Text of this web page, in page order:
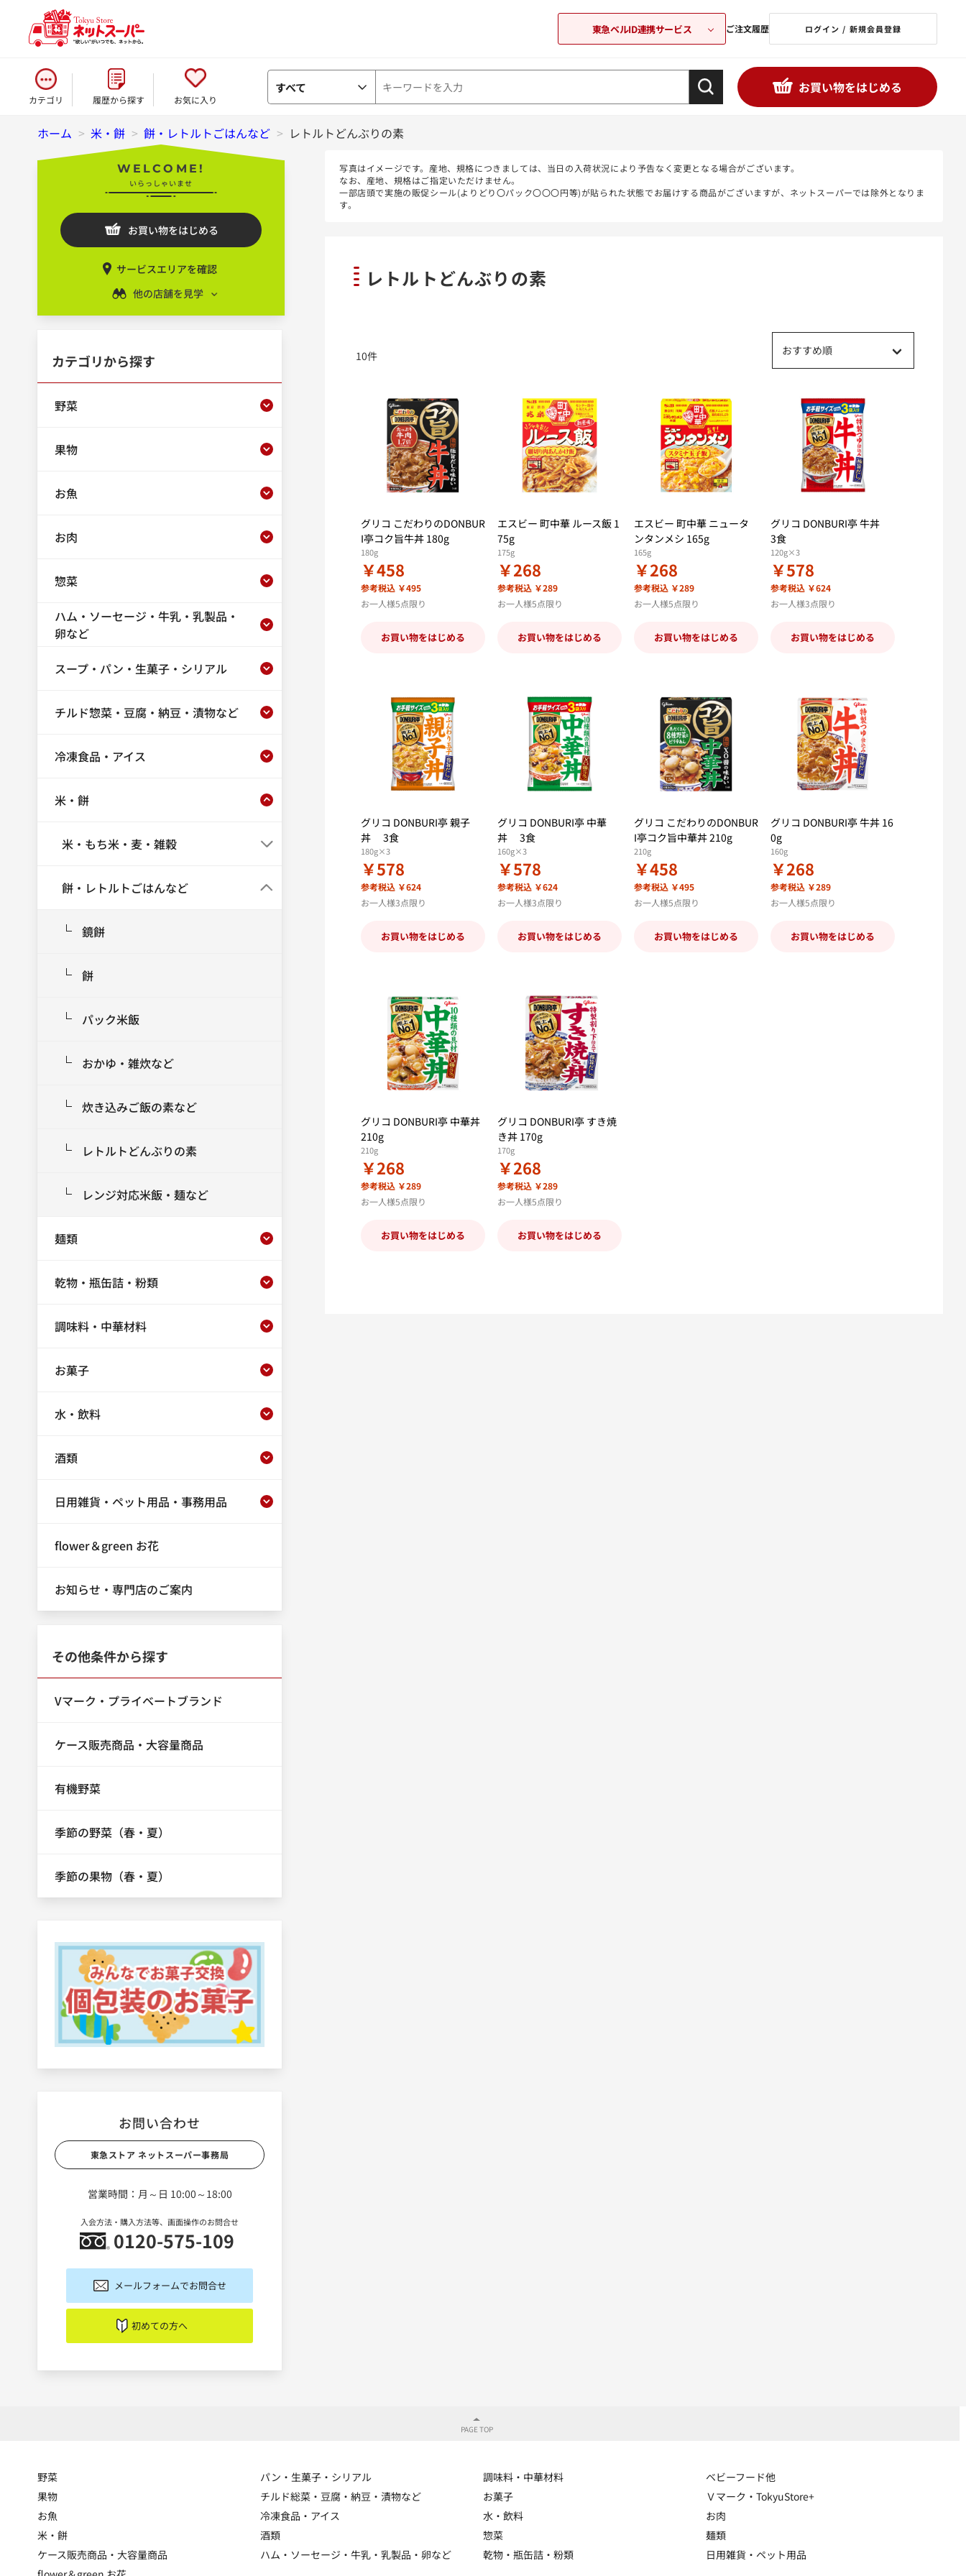
東急ベルID連携サービス ご注文履歴 ログイン / 新規会員登録
カテゴリ 履歴から探す お気に入り
すべて お買い物をはじめる
ホーム > 米・餅 > 餅・レトルトごはんなど > レトルトどんぶりの素
WELCOME!
いらっしゃいませ
お買い物をはじめる
サービスエリアを確認
他の店舗を見学
カテゴリから探す
野菜
果物
お魚
お肉
惣菜
ハム・ソーセージ・牛乳・乳製品・
卵など
スープ・パン・生菓子・シリアル
チルド惣菜・豆腐・納豆・漬物など
冷凍食品・アイス
米・餅
米・もち米・麦・雑穀
餅・レトルトごはんなど
鏡餅
餅
パック米飯
おかゆ・雑炊など
炊き込みご飯の素など
レトルトどんぶりの素
レンジ対応米飯・麺など
麺類
乾物・瓶缶詰・粉類
調味料・中華材料
お菓子
水・飲料
酒類
日用雑貨・ペット用品・事務用品
flower＆green お花
お知らせ・専門店のご案内
その他条件から探す
Vマーク・プライベートブランド
ケース販売商品・大容量商品
有機野菜
季節の野菜（春・夏）
季節の果物（春・夏）
お問い合わせ
東急ストア ネットスーパー事務局
営業時間：月～日 10:00～18:00
入会方法・購入方法等、画面操作のお問合せ
0120-575-109
メールフォームでお問合せ
初めての方へ
写真はイメージです。産地、規格につきましては、当日の入荷状況により予告なく変更となる場合がございます。
なお、産地、規格はご指定いただけません。
一部店頭で実施の販促シール(よりどり〇パック〇〇〇円等)が貼られた状態でお届けする商品がございますが、ネットスーパーでは除外となりま
す。
レトルトどんぶりの素
10件 おすすめ順
グリコ こだわりのDONBUR
I亭コク旨牛丼 180g
180g
￥458
参考税込 ￥495
お一人様5点限り
お買い物をはじめる
エスビー 町中華 ルース飯 1
75g
175g
￥268
参考税込 ￥289
お一人様5点限り
お買い物をはじめる
エスビー 町中華 ニュータ
ンタンメシ 165g
165g
￥268
参考税込 ￥289
お一人様5点限り
お買い物をはじめる
グリコ DONBURI亭 牛丼
3食
120g×3
￥578
参考税込 ￥624
お一人様3点限り
お買い物をはじめる
グリコ DONBURI亭 親子
丼 3食
180g×3
￥578
参考税込 ￥624
お一人様3点限り
お買い物をはじめる
グリコ DONBURI亭 中華
丼 3食
160g×3
￥578
参考税込 ￥624
お一人様3点限り
お買い物をはじめる
グリコ こだわりのDONBUR
I亭コク旨中華丼 210g
210g
￥458
参考税込 ￥495
お一人様5点限り
お買い物をはじめる
グリコ DONBURI亭 牛丼 16
0g
160g
￥268
参考税込 ￥289
お一人様5点限り
お買い物をはじめる
グリコ DONBURI亭 中華丼
210g
210g
￥268
参考税込 ￥289
お一人様5点限り
お買い物をはじめる
グリコ DONBURI亭 すき焼
き丼 170g
170g
￥268
参考税込 ￥289
お一人様5点限り
お買い物をはじめる
野菜 パン・生菓子・シリアル 調味料・中華材料
ベビーフード他
果物
チルド総菜・豆腐・納豆・漬物など お菓子
Ｖマーク・TokyuStore+
お魚
冷凍食品・アイス 水・飲料
お肉
米・餅
酒類 惣菜
麺類
ケース販売商品・大容量商品
ハム・ソーセージ・牛乳・乳製品・卵など 乾物・瓶缶詰・粉類
日用雑貨・ペット用品